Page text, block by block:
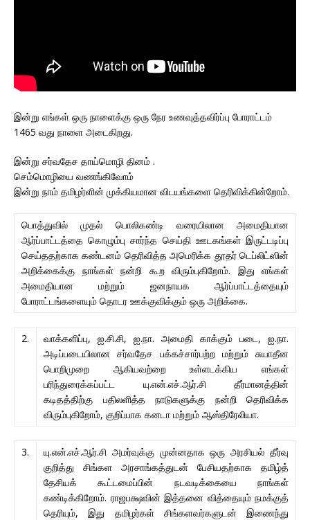
இன்று எங்கள் ஒரு நாளைக்கு ஒரு நேர உணவுத்தவிர்ப்பு போராட்டம்
1465 வது நாளை அடைகிறது.
இன்று சர்வதேச தாய்மொழி தினம் .
செம்மொழியை வணங்கிவோம்
இன்று நாம் தமிழர்ளின் முக்கியமான விடயங்களை தெரிவிக்கின்றோம்.
பொத்துவில் முதல் பொலிகண்டி வரையிலான அமைதியான
ஆர்ப்பாட்டத்தை கொழும்பு சார்ந்த செய்தி ஊடகங்கள் இருட்டடிப்பு
செய்ததற்காக கண்டனம் தெரிவித்த அமெரிக்க தூதர் டெப்லிட்ஸின்
அறிக்கைக்கு நாங்கள் நன்றி கூற விரும்புகிறோம். இது எங்கள்
அமைதியான மற்றும் ஜனநாயக ஆர்ப்பாட்டத்தையும்
போராட்டங்களையும் தொடர ஊக்குவிக்கும் ஒரு அறிக்கை.
2.
வாக்களிப்பு, ஐ.சி.சி, ஐ.நா. அமைதி காக்கும் படை, ஐ.நா.
அடிப்படையிலான சர்வதேச பக்கச்சார்பற்ற மற்றும் சுயாதீன
பொறிமுறை ஆகியவற்றை உள்ளடக்கிய எங்கள்
பரிந்துரைக்கப்பட்ட யு.என்.எச்.ஆர்.சி தீர்மானத்தின்
கடிதத்திற்கு பதிலளித்த நாடுகளுக்கு நன்றி தெரிவிக்க
விரும்புகிறோம், குறிப்பாக கனடா மற்றும் ஆஸ்திரேலியா.
3.
யு.என்.எச்.ஆர்.சி அமர்வுக்கு முன்னதாக ஒரு அரசியல் தீர்வு
குறித்து சிங்கள அரசாங்கத்துடன் பேசியதற்காக தமிழ்த்
தேசியக் கூட்டமைப்பின் நடவடிக்கையை நாங்கள்
கண்டிக்கிறோம். ராஜபக்ஷவின் இத்தனை வித்தையும் நமக்குத்
தெரியும், இது தமிழர்கள் சிங்களவர்களுடன் இணைந்து